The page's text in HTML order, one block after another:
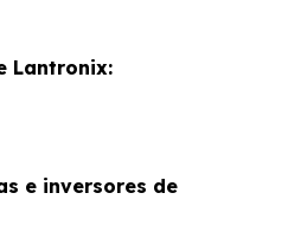
Lantronix:
e inversores de